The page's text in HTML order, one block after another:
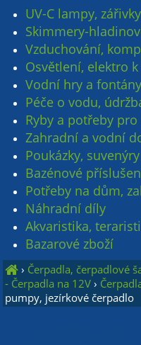
UV-C lampy, zářivky
Skimmery-
Vzduchování,
Osvětlení, elektro
Vodní hry a fontány
Péče o vodu,
Ryby a potřeby
Zahradní a vodní
Poukázky,
Bazénové
Potřeby na dům,
Náhradní díly
Akvaristika,
Bazarové zboží
› Čerpadla, čerpadlové
- Čerpadla na 12V ›
pumpy, jezírkové čerpadlo